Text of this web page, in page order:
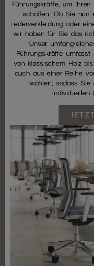
Führungskräfte, um
schaffen. Ob Sie nun
Lederverkleidung oder
wir haben für Sie das
Unser
Führungskräfte umfasst
von klassischem Holz
auch aus einer Reihe
wählen, sodass Sie
individuellen